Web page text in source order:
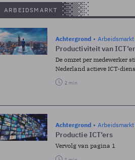
ARBEIDSMARKT
Achtergrond Arbeidsmarkt
Productiviteit van
De omzet per medewerker
Nederland actieve ICT-
2 min
Achtergrond Arbeidsmarkt
Productie ICT’ers
Vervolg van pagina 1